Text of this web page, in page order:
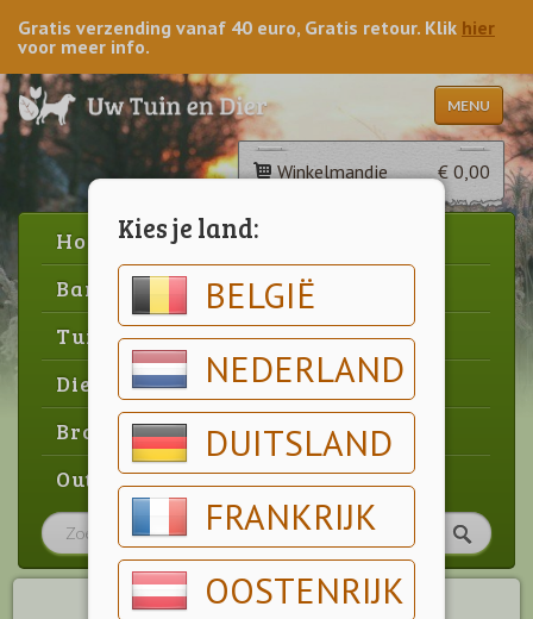
Kies je land:
BELGIË
NEDERLAND
DUITSLAND
FRANKRIJK
OOSTENRIJK
Gratis verzending vanaf 40 euro, Gratis retour. Klik hier
voor meer info.
MENU
Winkelmandje € 0,00
Home
Barbecue
Tuin
Dier
Brood & gebak
Outlet